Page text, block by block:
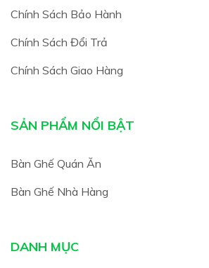
Chính Sách Bảo Hành
Chính Sách Đổi Trả
Chính Sách Giao Hàng
SẢN PHẨM NỔI BẬT
Bàn Ghế Quán Ăn
Bàn Ghế Nhà Hàng
DANH MỤC